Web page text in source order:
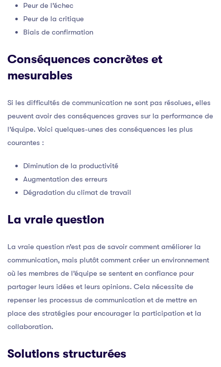
Peur de l’échec
Peur de la critique
Biais de confirmation
Conséquences concrètes et
mesurables
Si les difficultés de communication ne sont pas résolues, elles
peuvent avoir des conséquences graves sur la performance de
l’équipe. Voici quelques-unes des conséquences les plus
courantes :
Diminution de la productivité
Augmentation des erreurs
Dégradation du climat de travail
La vraie question
La vraie question n’est pas de savoir comment améliorer la
communication, mais plutôt comment créer un environnement
où les membres de l’équipe se sentent en confiance pour
partager leurs idées et leurs opinions. Cela nécessite de
repenser les processus de communication et de mettre en
place des stratégies pour encourager la participation et la
collaboration.
Solutions structurées